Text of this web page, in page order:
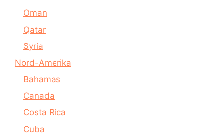
Oman
Qatar
Syria
Nord-Amerika
Bahamas
Canada
Costa Rica
Cuba